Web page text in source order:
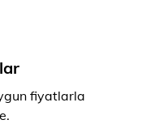
fiyatlarla